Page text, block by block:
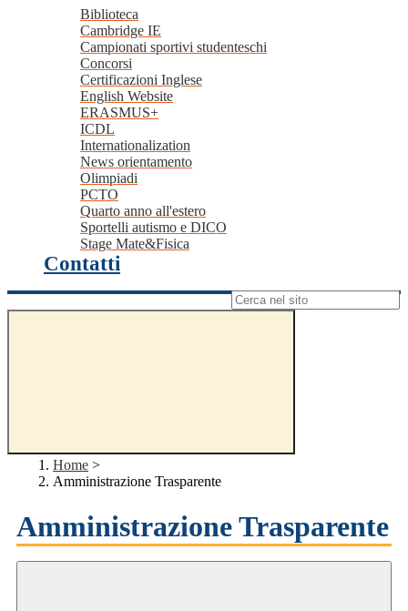
Biblioteca
Cambridge IE
Campionati sportivi studenteschi
Concorsi
Certificazioni Inglese
English Website
ERASMUS+
ICDL
Internationalization
News orientamento
Olimpiadi
PCTO
Quarto anno all'estero
Sportelli autismo e DICO
Stage Mate&Fisica
Contatti
Campo di ricerca per le pagine del sito
Home >
Amministrazione Trasparente
Amministrazione Trasparente